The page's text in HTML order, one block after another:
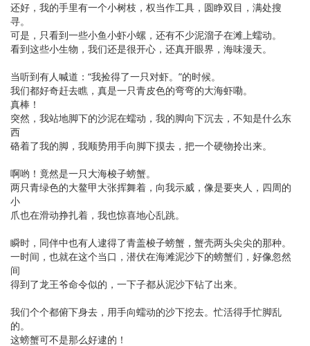
还好，我的手里有一个小树枝，权当作工具，圆睁双目，满处搜
寻。
可是，只看到一些小鱼小虾小螺，还有不少泥溜子在滩上蠕动。
看到这些小生物，我们还是很开心，还真开眼界，海味漫天。
当听到有人喊道：“我捡得了一只对虾。”的时候。
我们都好奇赶去瞧，真是一只青皮色的弯弯的大海虾嘞。
真棒！
突然，我站地脚下的沙泥在蠕动，我的脚向下沉去，不知是什么东
西
硌着了我的脚，我顺势用手向脚下摸去，把一个硬物拎出来。
啊哟！竟然是一只大海梭子螃蟹。
两只青绿色的大鳌甲大张挥舞着，向我示威，像是要夹人，四周的
小
爪也在滑动挣扎着，我也惊喜地心乱跳。
瞬时，同伴中也有人逮得了青盖梭子螃蟹，蟹壳两头尖尖的那种。
一时间，也就在这个当口，潜伏在海滩泥沙下的螃蟹们，好像忽然
间
得到了龙王爷命令似的，一下子都从泥沙下钻了出来。
我们个个都俯下身去，用手向蠕动的沙下挖去。忙活得手忙脚乱
的。
这螃蟹可不是那么好逮的！